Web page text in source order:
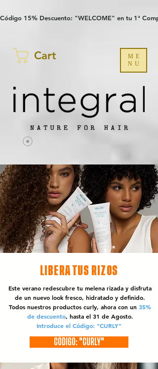
Código 15% Descuento: "WELCOME" en tu 1ª
Cart
ME
NU
LIBERA TUS RIZOS
Este verano redescubre tu melena rizada y disfruta
de un nuevo look fresco, hidratado y definido.
Todos nuestros productos curly, ahora con un 35%
de descuento, hasta el 31 de Agosto.
Introduce el Código: "CURLY"
CÓDIGO: "CURLY"